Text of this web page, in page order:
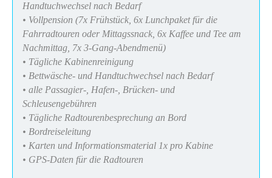
Handtuchwechsel nach Bedarf
• Vollpension (7x Frühstück, 6x Lunchpaket für die
Fahrradtouren oder Mittagssnack, 6x Kaffee und Tee am
Nachmittag, 7x 3-Gang-Abendmenü)
• Tägliche Kabinenreinigung
• Bettwäsche- und Handtuchwechsel nach Bedarf
• alle Passagier-, Hafen-, Brücken- und
Schleusengebühren
• Tägliche Radtourenbesprechung an Bord
• Bordreiseleitung
• Karten und Informationsmaterial 1x pro Kabine
• GPS-Daten für die Radtouren